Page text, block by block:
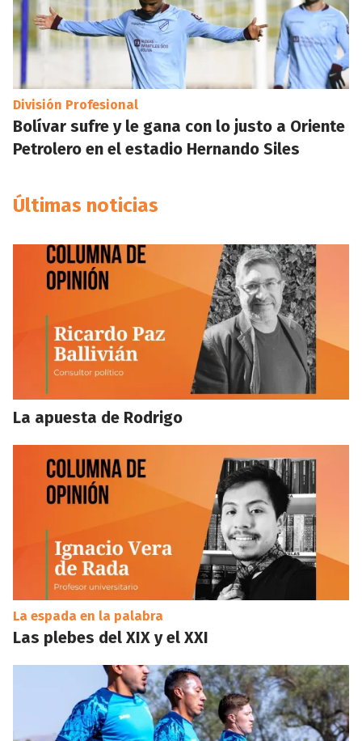
División Profesional
Bolívar sufre y le gana con lo justo a Oriente
Petrolero en el estadio Hernando Siles
Últimas noticias
La apuesta de Rodrigo
La espada en la palabra
Las plebes del XIX y el XXI